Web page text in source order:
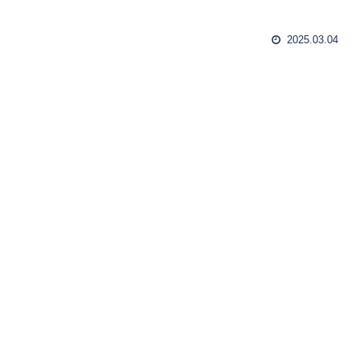
2025.03.04